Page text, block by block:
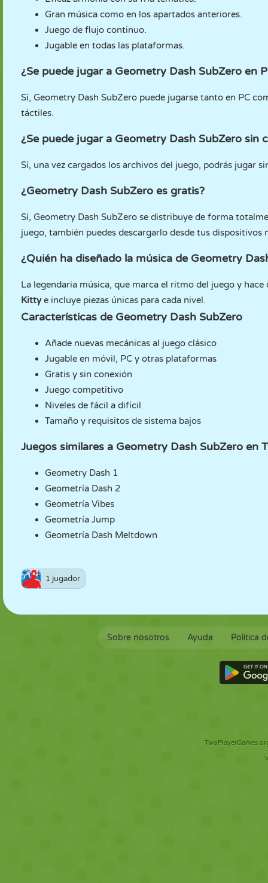
Gran música como en los apartados anteriores.
Juego de flujo continuo.
Jugable en todas las plataformas.
¿Se puede jugar a Geometry Dash SubZero en
Sí, Geometry Dash SubZero puede jugarse tanto en PC
táctiles.
¿Se puede jugar a Geometry Dash SubZero sin
Sí, una vez cargados los archivos del juego, podrás jugar
¿Geometry Dash SubZero es gratis?
Sí, Geometry Dash SubZero se distribuye de forma
juego, también puedes descargarlo desde tus dispositivos
¿Quién ha diseñado la música de Geometry
La legendaria música, que marca el ritmo del juego y
Kittye incluye piezas únicas para cada nivel.
Características de Geometry Dash SubZero
Añade nuevas mecánicas al juego clásico
Jugable en móvil, PC y otras plataformas
Gratis y sin conexión
Juego competitivo
Niveles de fácil a difícil
Tamaño y requisitos de sistema bajos
Juegos similares a Geometry Dash SubZero en
Geometry Dash 1
Geometría Dash 2
Geometría Vibes
Geometría Jump
Geometría Dash Meltdown
1 jugador
Sobre nosotros Ayuda Política